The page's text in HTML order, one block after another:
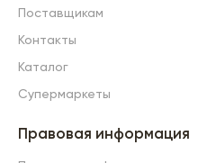
Поставщикам
Контакты
Каталог
Супермаркеты
Правовая информация